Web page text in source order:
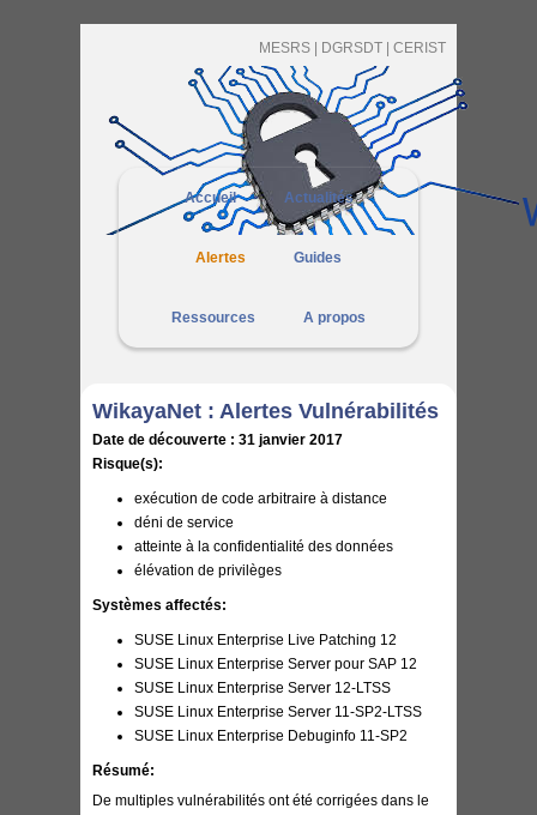
MESRS | DGRSDT | CERIST
Accueil Actualités
Alertes Guides
Ressources A propos
WikayaNet : Alertes Vulnérabilités
Date de découverte : 31 janvier 2017
Risque(s):
exécution de code arbitraire à distance
déni de service
atteinte à la confidentialité des données
élévation de privilèges
Systèmes affectés:
SUSE Linux Enterprise Live Patching 12
SUSE Linux Enterprise Server pour SAP 12
SUSE Linux Enterprise Server 12-LTSS
SUSE Linux Enterprise Server 11-SP2-LTSS
SUSE Linux Enterprise Debuginfo 11-SP2
Résumé:
De multiples vulnérabilités ont été corrigées dans le